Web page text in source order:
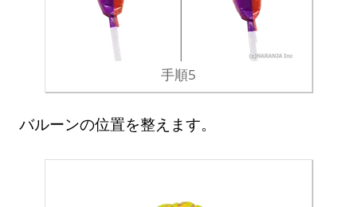
手順5
バルーンの位置を整えます。